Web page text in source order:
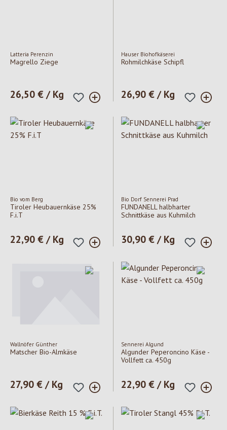
Latteria Perenzin
Magrello Ziege
Regulärer Preis:
26,50 € / Kg
Hauser Biohofkäserei
Rohmilchkäse Schipfl
Regulärer Preis:
26,90 € / Kg
Bio vom Berg
Tiroler Heubauernkäse 25%
F.i.T
Regulärer Preis:
22,90 € / Kg
Bio Dorf Sennerei Prad
FUNDANELL halbharter
Schnittkäse aus Kuhmilch
Regulärer Preis:
30,90 € / Kg
Wallnöfer Günther
Matscher Bio-Almkäse
Regulärer Preis:
27,90 € / Kg
Sennerei Algund
Algunder Peperoncino Käse -
Vollfett ca. 450g
Regulärer Preis:
22,90 € / Kg